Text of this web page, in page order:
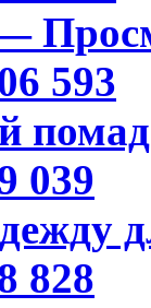
593
039
828